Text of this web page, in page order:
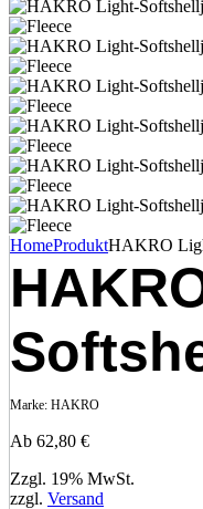
HomeProduktHAKRO
Marke: HAKRO
Ab 62,80 €
Zzgl. 19% MwSt.
zzgl. Versand